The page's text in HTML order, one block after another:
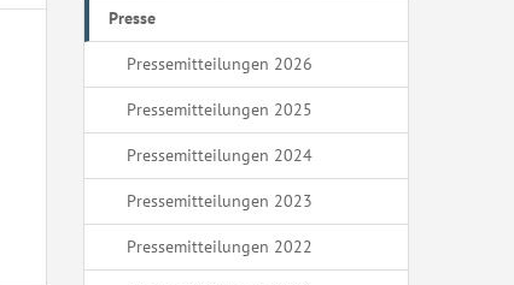
Presse
Pressemitteilungen 2026
Pressemitteilungen 2025
Pressemitteilungen 2024
Pressemitteilungen 2023
Pressemitteilungen 2022